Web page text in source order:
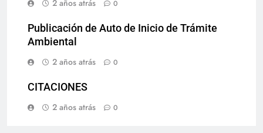
2 años atrás 0
Publicación de Auto de Inicio de Trámite
Ambiental
2 años atrás
0
CITACIONES
2 años atrás
0